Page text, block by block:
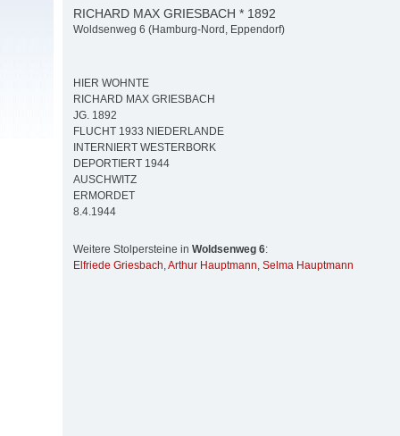
RICHARD MAX GRIESBACH * 1892
Woldsenweg 6 (Hamburg-Nord, Eppendorf)
HIER WOHNTE
RICHARD MAX GRIESBACH
JG. 1892
FLUCHT 1933 NIEDERLANDE
INTERNIERT WESTERBORK
DEPORTIERT 1944
AUSCHWITZ
ERMORDET
8.4.1944
Weitere Stolpersteine in Woldsenweg 6:
Elfriede Griesbach,Arthur Hauptmann, Selma Hauptmann